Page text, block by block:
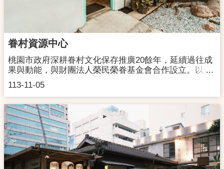
步行約3分鐘。高鐵：搭乘至桃園站轉乘往桃園之公
車，於復興路南華飯店站下車，再往前步行至遠東百貨
公司門口搭乘桃園客運。飛機：桃園機場轉搭往桃園的
公車，於今日飯店下車，往前步行遠東百貨公司門口，
轉搭乘桃園客運。※自行駕車、騎車1.由中山高（1）南
下在林口交流道下高速公路，轉走忠義路往龜山方向，
直走到底至長壽路右轉，走內側（約10公尺）即左轉光
峯路。（2）北上在南崁交流道下高速公路，走春日路
轉成功路（往龜山方向）再接長壽路，於長壽路與光峰
路交叉口（7-11）右轉，沿著光峯路行駛。2.由台1線
（1）南下：走台一線，新莊往桃園龜山方向，於龜山
長壽路與光峰路交叉口（7-11）左轉，沿著光峯路行
駛。（2）北上：走台一線，桃園往龜山方向，於龜山
長壽路與光峰路交叉口（7-11）右轉，沿著光峯路行
駛。
眷村資源中心
113-11-05
桃園市政府深耕眷村文化保存推廣20餘年，延續過往成
果與動能，與財團法人榮民榮眷基金會合作設立。以
「蒐集、教育、交流、推廣、跨域」為使命，教育推廣
為核心，建構一個眷村知識串聯與交流平台。透過集結
傳承之下一代，一同擘劃未來眷村的各種可能性。 眷村
資源中心電 話：(03) 329-1588開館時間：週二到週
日09:00-18:00地 址：桃園市龜山區大同路138巷 憲
光二村79號